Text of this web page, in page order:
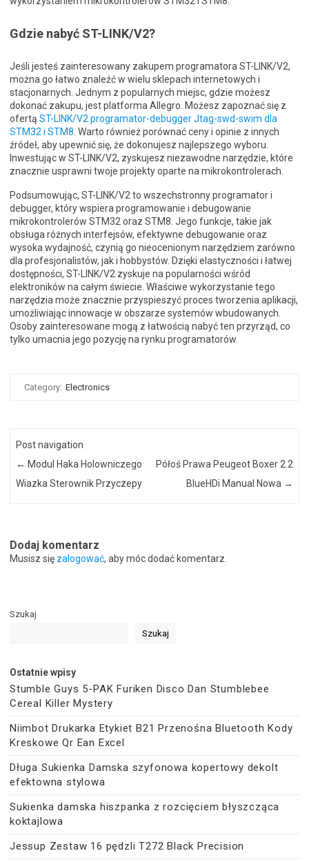
Gdzie nabyć ST-LINK/V2?
Jeśli jesteś zainteresowany zakupem programatora ST-LINK/V2,
można go łatwo znaleźć w wielu sklepach internetowych i
stacjonarnych. Jednym z popularnych miejsc, gdzie możesz
dokonać zakupu, jest platforma Allegro. Możesz zapoznać się z
ofertą ST-LINK/V2 programator-debugger Jtag-swd-swim dla
STM32 i STM8 . Warto również porównać ceny i opinie z innych
źródeł, aby upewnić się, że dokonujesz najlepszego wyboru.
Inwestując w ST-LINK/V2, zyskujesz niezawodne narzędzie, które
znacznie usprawni twoje projekty oparte na mikrokontrolerach.
Podsumowując, ST-LINK/V2 to wszechstronny programator i
debugger, który wspiera programowanie i debugowanie
mikrokontrolerów STM32 oraz STM8. Jego funkcje, takie jak
obsługa różnych interfejsów, efektywne debugowanie oraz
wysoka wydajność, czynią go nieocenionym narzędziem zarówno
dla profesjonalistów, jak i hobbystów. Dzięki elastyczności i łatwej
dostępności, ST-LINK/V2 zyskuje na popularności wśród
elektroników na całym świecie. Właściwe wykorzystanie tego
narzędzia może znacznie przyspieszyć proces tworzenia aplikacji,
umożliwiając innowacje w obszarze systemów wbudowanych.
Osoby zainteresowane mogą z łatwością nabyć ten przyrząd, co
tylko umacnia jego pozycję na rynku programatorów.
Category: Electronics
Post navigation
← Modul Haka Holowniczego
Wiazka Sterownik Przyczepy
Półoś Prawa Peugeot Boxer 2.2
BlueHDi Manual Nowa →
Dodaj komentarz
Musisz się zalogować, aby móc dodać komentarz.
Szukaj
Szukaj
Ostatnie wpisy
Stumble Guys 5-PAK Furiken Disco Dan Stumblebee
Cereal Killer Mystery
Niimbot Drukarka Etykiet B21 Przenośna Bluetooth Kody
Kreskowe Qr Ean Excel
Długa Sukienka Damska szyfonowa kopertowy dekolt
efektowna stylowa
Sukienka damska hiszpanka z rozcięciem błyszcząca
koktajlowa
Jessup Zestaw 16 pędzli T272 Black Precision